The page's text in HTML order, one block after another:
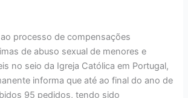
processo de compensações
de abuso sexual de menores e
no seio da Igreja Católica em Portugal,
informa que até ao final do ano de
95 pedidos, tendo sido